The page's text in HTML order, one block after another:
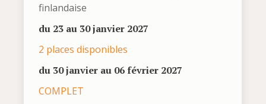
finlandaise
du 23 au 30 janvier 2027
2 places disponibles
du 30 janvier au 06 février 2027
COMPLET